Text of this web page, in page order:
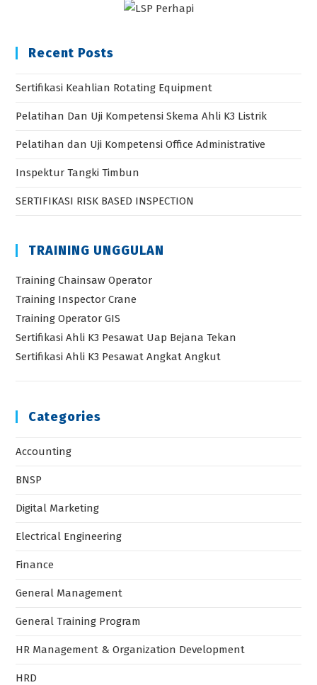
Recent Posts
Sertifikasi Keahlian Rotating Equipment
Pelatihan Dan Uji Kompetensi Skema Ahli K3 Listrik
Pelatihan dan Uji Kompetensi Office Administrative
Inspektur Tangki Timbun
SERTIFIKASI RISK BASED INSPECTION
TRAINING UNGGULAN
Training Chainsaw Operator
Training Inspector Crane
Training Operator GIS
Sertifikasi Ahli K3 Pesawat Uap Bejana Tekan
Sertifikasi Ahli K3 Pesawat Angkat Angkut
Categories
Accounting
BNSP
Digital Marketing
Electrical Engineering
Finance
General Management
General Training Program
HR Management & Organization Development
HRD